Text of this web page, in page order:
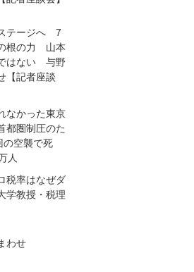
テージへ 7
根の力 山本
はない 与野
【記者座談
なかった東京
圏制圧のた
空襲で死
人
税率はなぜダ
学教授・税理
わせ